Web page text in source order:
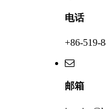
电话
+86-519-
邮箱